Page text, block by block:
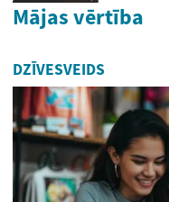
Mājas vērtība
DZĪVESVEIDS